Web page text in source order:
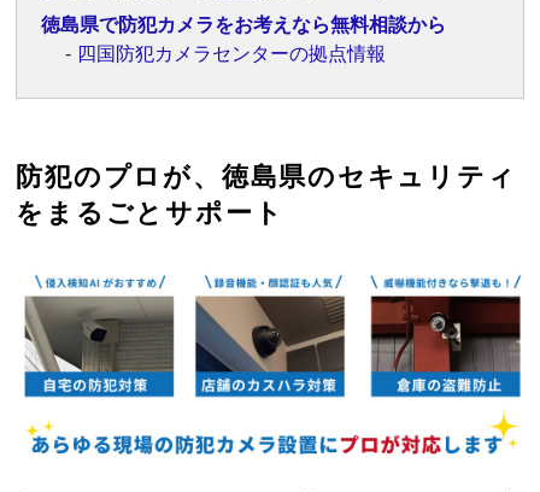
徳島県で防犯カメラをお考えなら無料相談から
四国防犯カメラセンターの拠点情報
防犯のプロが、徳島県のセキュリティ
をまるごとサポート